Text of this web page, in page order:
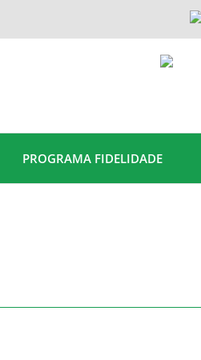
PROGRAMA FIDELIDADE